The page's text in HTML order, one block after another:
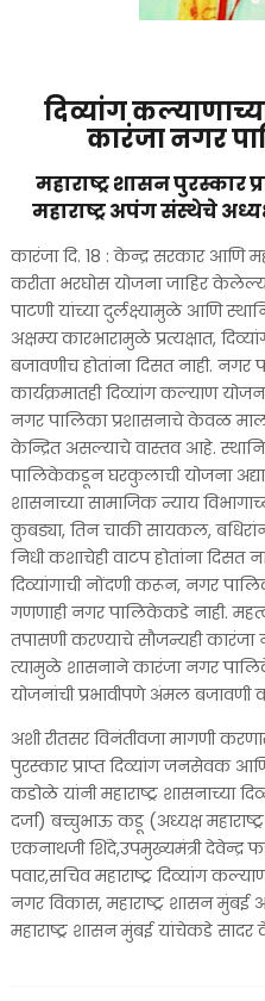
दिव्यांग
कारंजा नगर
महाराष्ट्र शासन
महाराष्ट्र अपंग संस्थेचे
कारंजा दि. 18 : केन्द्र सरकार आणि
करीता भरघोस योजना जाहिर
पाटणी यांच्या दुर्लक्ष्यामुळे आणि
अक्षम्य कारभारामुळे प्रत्यक्षात,
बजावणीच होतांना दिसत नाही.
कार्यक्रमातही दिव्यांग कल्याण
नगर पालिका प्रशासनाचे केवळ
केन्द्रित असल्याचे वास्तव आहे.
पालिकेकडून घरकुलाची योजना
शासनाच्या सामाजिक न्याय
कुबड्या, तिन चाकी सायकल,
निधी कशाचेही वाटप होतांना दिसत
दिव्यांगाची नोंदणी करून, नगर
गणणाही नगर पालिकेकडे नाही.
तपासणी करण्याचे सौजन्यही कारंजा
त्यामुळे शासनाने कारंजा नगर
योजनांची प्रभावीपणे अंमल बजावणी
अशी रीतसर विनंतीवजा मागणी
पुरस्कार प्राप्त दिव्यांग जनसेवक
कडोळे यांनी महाराष्ट्र शासनाच्या
दर्जा) बच्चुभाऊ कडू (अध्यक्ष
एकनाथजी शिंदे,उपमुख्यमंत्री देवेन्द्र
पवार,सचिव महाराष्ट्र दिव्यांग
नगर विकास, महाराष्ट्र शासन
महाराष्ट्र शासन मुंबई यांचेकडे